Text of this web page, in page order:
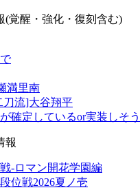
(覚醒・強化・復刻含む)
満里南
刀流]大谷翔平
確定しているor実装しそ
報
-ロマン開花学園編
位戦2026夏ノ壱